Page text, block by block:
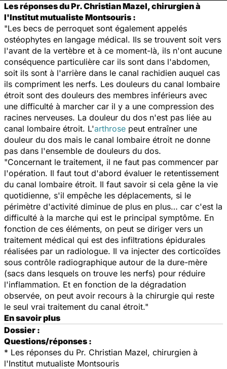
Les réponses du Pr. Christian Mazel, chirurgien à
l'Institut mutualiste Montsouris :
"Les becs de perroquet sont également appelés
ostéophytes en langage médical. Ils se trouvent soit vers
l'avant de la vertèbre et à ce moment-là, ils n'ont aucune
conséquence particulière car ils sont dans l'abdomen,
soit ils sont à l'arrière dans le canal rachidien auquel cas
ils compriment les nerfs. Les douleurs du canal lombaire
étroit sont des douleurs des membres inférieurs avec
une difficulté à marcher car il y a une compression des
racines nerveuses. La douleur du dos n'est pas liée au
canal lombaire étroit. L'arthrose peut entraîner une
douleur du dos mais le canal lombaire étroit ne donne
pas dans l'ensemble de douleurs du dos.
"Concernant le traitement, il ne faut pas commencer par
l'opération. Il faut tout d'abord évaluer le retentissement
du canal lombaire étroit. Il faut savoir si cela gêne la vie
quotidienne, s'il empêche les déplacements, si le
périmètre d'activité diminue de plus en plus… car c'est la
difficulté à la marche qui est le principal symptôme. En
fonction de ces éléments, on peut se diriger vers un
traitement médical qui est des infiltrations épidurales
réalisées par un radiologue. Il va injecter des corticoïdes
sous contrôle radiographique autour de la dure-mère
(sacs dans lesquels on trouve les nerfs) pour réduire
l'inflammation. Et en fonction de la dégradation
observée, on peut avoir recours à la chirurgie qui reste
le seul vrai traitement du canal étroit."
En savoir plus
Dossier :
Questions/réponses :
* Les réponses du Pr. Christian Mazel, chirurgien à
l'Institut mutualiste Montsouris